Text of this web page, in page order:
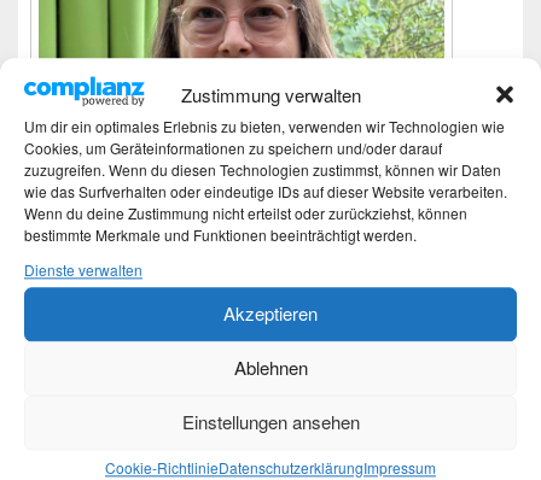
Zustimmung verwalten
Um dir ein optimales Erlebnis zu bieten, verwenden wir Technologien wie
Cookies, um Geräteinformationen zu speichern und/oder darauf
zuzugreifen. Wenn du diesen Technologien zustimmst, können wir Daten
wie das Surfverhalten oder eindeutige IDs auf dieser Website verarbeiten.
Wenn du deine Zustimmung nicht erteilst oder zurückziehst, können
bestimmte Merkmale und Funktionen beeinträchtigt werden.
Dienste verwalten
Akzeptieren
Ablehnen
Einstellungen ansehen
Cookie-RichtlinieDatenschutzerklärungImpressum
Ich bin Martina und Autorin dieses Blogs.
Translate: